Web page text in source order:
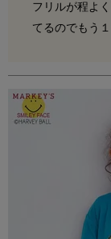
フリルが程よ
てるのでもう